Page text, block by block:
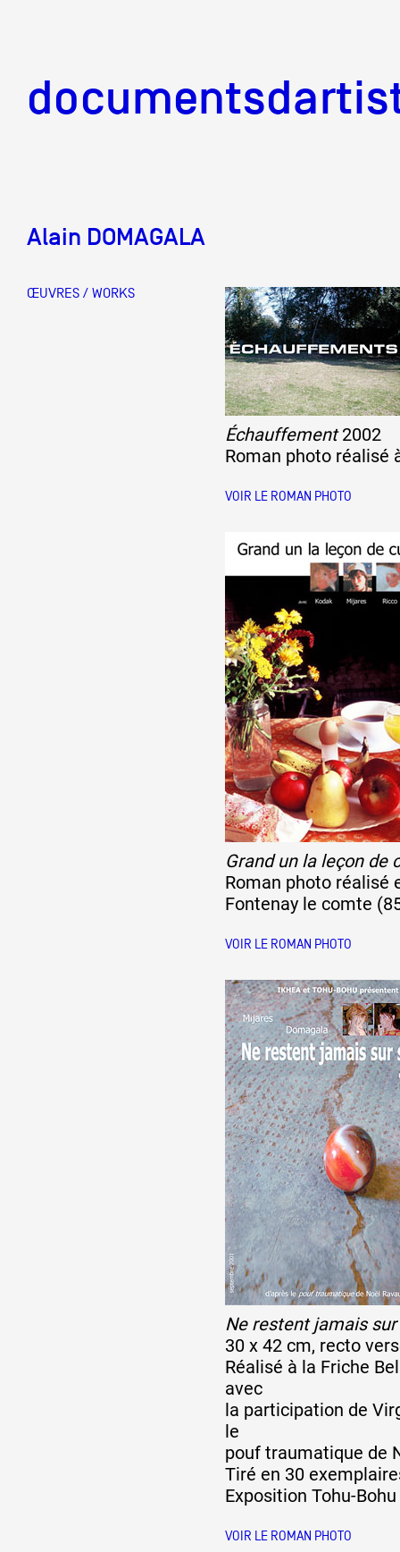
Mission
Équipe
Partenaires
Actions
Documentation
Visites d'ateliers
Production vidéo
Formation
Événements
1% œuvres
public
Réseau
De A à Z
Année par année
Collection vidéos
Candidater
Alain DOMAGALA
ŒUVRES / WORKS
Échauffement2002
Roman photo réalisé
VOIR LE ROMAN PHOTO
Grand un la leçon de
Roman photo réalisé
Fontenay le comte
VOIR LE ROMAN PHOTO
Ne restent jamais
30 x 42 cm, recto
Réalisé à la Friche
avec
la participation de
le
pouf traumatique de
Tiré en 30
Exposition Tohu-
VOIR LE ROMAN PHOTO